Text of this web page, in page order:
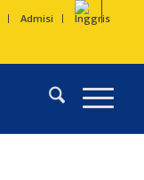
Admisi